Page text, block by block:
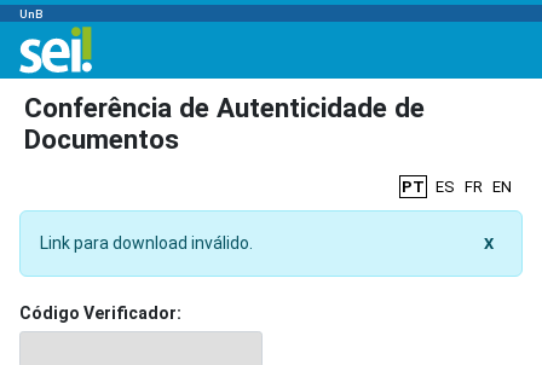
UnB
Conferência de Autenticidade de
Documentos
PT ES FR EN
X
Link para download inválido.
Código Verificador: